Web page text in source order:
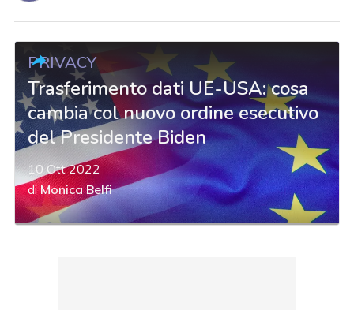
PRIVACY
Trasferimento dati UE-USA: cosa
cambia col nuovo ordine esecutivo
del Presidente Biden
10 Ott 2022
diMonica Belfi